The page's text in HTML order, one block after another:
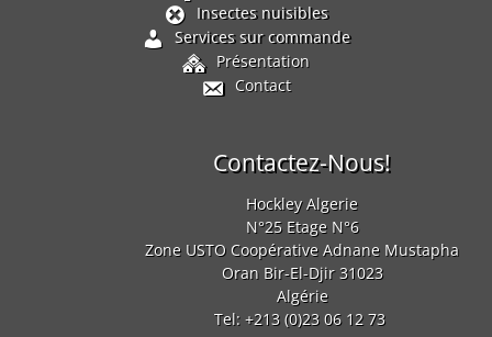
Insectes nuisibles
Services sur commande
Présentation
Contact
Contactez-Nous!
Hockley Algerie
N°25 Etage N°6
Zone USTO Coopérative Adnane Mustapha
Oran Bir-El-Djir 31023
Algérie
Tel: +213 (0)23 06 12 73